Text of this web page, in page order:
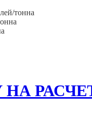
тонна
НА